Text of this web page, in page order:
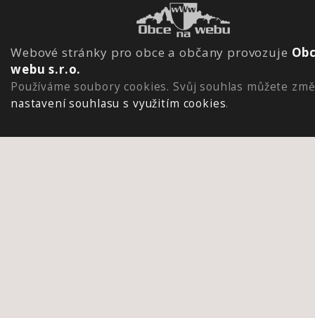
Webové stránky pro obce a občany provozuje
webu s.r.o.
Používáme soubory cookies. Svůj souhlas můžete
nastavení souhlasu s využitím cookies.